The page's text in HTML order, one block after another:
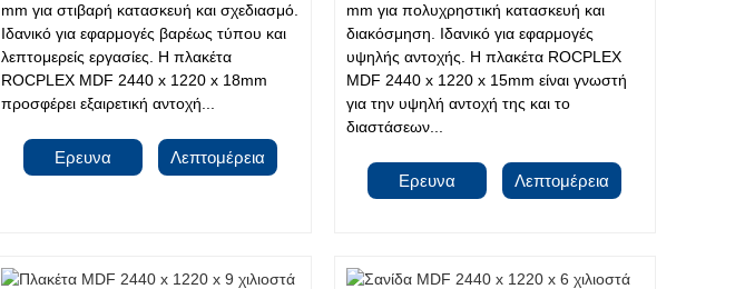
mm για στιβαρή κατασκευή και σχεδιασμό.
Ιδανικό για εφαρμογές βαρέως τύπου και
λεπτομερείς εργασίες. Η πλακέτα
ROCPLEX MDF 2440 x 1220 x 18mm
προσφέρει εξαιρετική αντοχή...
Ερευνα Λεπτομέρεια
mm για πολυχρηστική κατασκευή και
διακόσμηση. Ιδανικό για εφαρμογές
υψηλής αντοχής. Η πλακέτα ROCPLEX
MDF 2440 x 1220 x 15mm είναι γνωστή
για την υψηλή αντοχή της και το
διαστάσεων...
Ερευνα Λεπτομέρεια